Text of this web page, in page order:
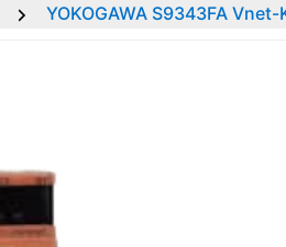
YOKOGAWA S9343FA